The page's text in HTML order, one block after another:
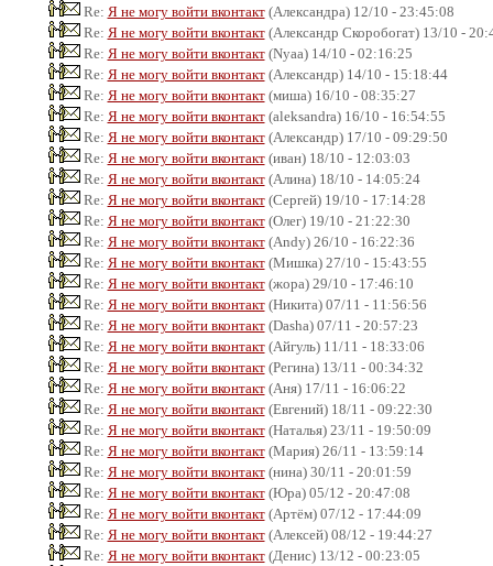
Re: Я не могу войти вконтакт(Александра) 12/10 - 23:45:08
Re: Я не могу войти вконтакт(Александр Скоробогат) 13/10 -
Re: Я не могу войти вконтакт(Nyaa) 14/10 - 02:16:25
Re: Я не могу войти вконтакт(Александр) 14/10 - 15:18:44
Re: Я не могу войти вконтакт(миша) 16/10 - 08:35:27
Re: Я не могу войти вконтакт(aleksandra) 16/10 - 16:54:55
Re: Я не могу войти вконтакт(Александр) 17/10 - 09:29:50
Re: Я не могу войти вконтакт(иван) 18/10 - 12:03:03
Re: Я не могу войти вконтакт(Алина) 18/10 - 14:05:24
Re: Я не могу войти вконтакт(Сергей) 19/10 - 17:14:28
Re: Я не могу войти вконтакт(Олег) 19/10 - 21:22:30
Re: Я не могу войти вконтакт(Andy) 26/10 - 16:22:36
Re: Я не могу войти вконтакт(Мишка) 27/10 - 15:43:55
Re: Я не могу войти вконтакт(жора) 29/10 - 17:46:10
Re: Я не могу войти вконтакт(Никита) 07/11 - 11:56:56
Re: Я не могу войти вконтакт(Dasha) 07/11 - 20:57:23
Re: Я не могу войти вконтакт(Айгуль) 11/11 - 18:33:06
Re: Я не могу войти вконтакт(Регина) 13/11 - 00:34:32
Re: Я не могу войти вконтакт(Аня) 17/11 - 16:06:22
Re: Я не могу войти вконтакт(Евгений) 18/11 - 09:22:30
Re: Я не могу войти вконтакт(Наталья) 23/11 - 19:50:09
Re: Я не могу войти вконтакт(Мария) 26/11 - 13:59:14
Re: Я не могу войти вконтакт(нина) 30/11 - 20:01:59
Re: Я не могу войти вконтакт(Юра) 05/12 - 20:47:08
Re: Я не могу войти вконтакт(Артём) 07/12 - 17:44:09
Re: Я не могу войти вконтакт(Алексей) 08/12 - 19:44:27
Re: Я не могу войти вконтакт(Денис) 13/12 - 00:23:05